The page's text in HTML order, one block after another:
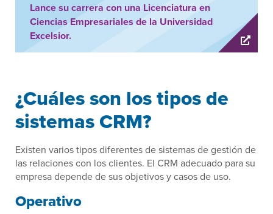
Lance su carrera con una Licenciatura en
Ciencias Empresariales de la Universidad
Excelsior.
¿Cuáles son los tipos de
sistemas CRM?
Existen varios tipos diferentes de sistemas de gestión de
las relaciones con los clientes. El CRM adecuado para su
empresa depende de sus objetivos y casos de uso.
Operativo